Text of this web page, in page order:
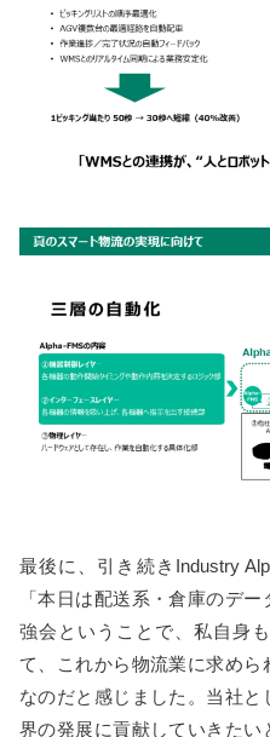
最後に、引き続きIndustry
「本日は配送系・倉庫のデ
強会ということで、私自身
て、これから物流業に求め
なのだと感じました。当社
界の発展に貢献していきたい